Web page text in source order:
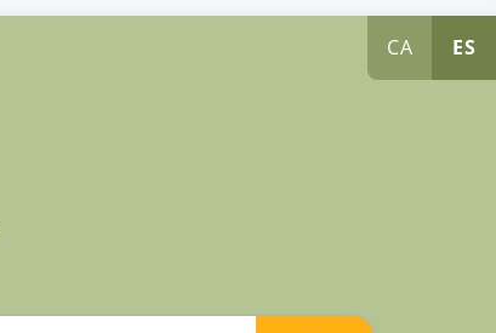
CA ES